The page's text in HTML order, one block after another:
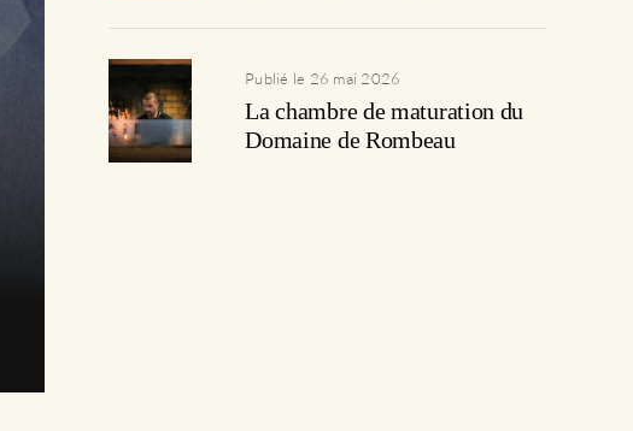
Publié le 26 mai 2026
La chambre de maturation du
Domaine de Rombeau